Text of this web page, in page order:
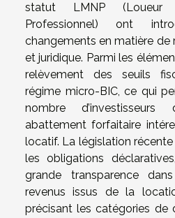
statut LMNP
Professionnel) ont
changements en matière
et juridique. Parmi les
relèvement des seuils
régime micro-BIC, ce qui
nombre d’investisseurs
abattement forfaitaire
locatif. La législation
les obligations
grande transparence
revenus issus de la
précisant les catégories de